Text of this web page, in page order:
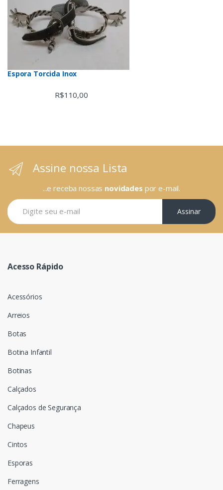
Espora Torcida Inox
R$110,00
Assine nossa Lista
...e receba nossas novidades por e-mail.
Assinar
Acesso Rápido
Acessórios
Arreios
Botas
Botina Infantil
Botinas
Calçados
Calçados de Segurança
Chapeus
Cintos
Esporas
Ferragens